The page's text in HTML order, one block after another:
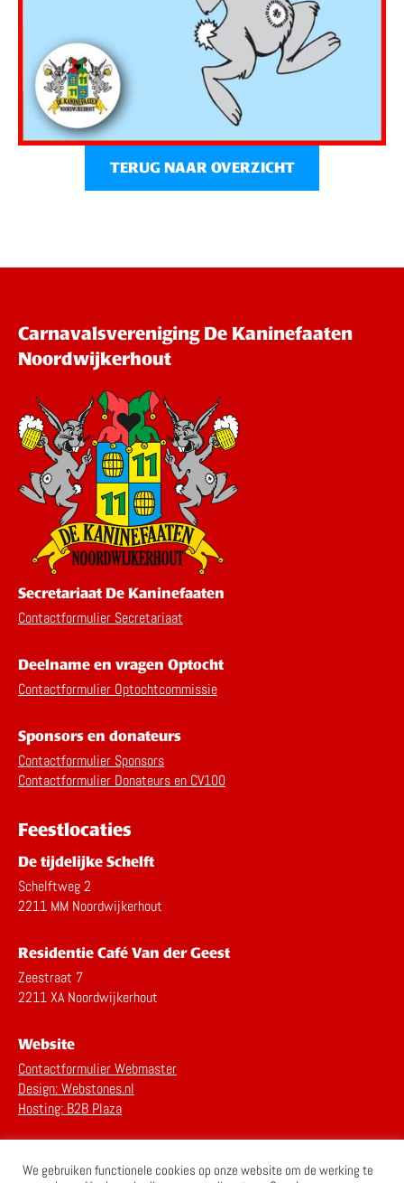
TERUG NAAR OVERZICHT
Carnavalsvereniging De Kaninefaaten
Noordwijkerhout
Secretariaat De Kaninefaaten
Contactformulier Secretariaat
Deelname en vragen Optocht
Contactformulier Optochtcommissie
Sponsors en donateurs
Contactformulier Sponsors
Contactformulier Donateurs en CV100
Feestlocaties
De tijdelijke Schelft
Schelftweg 2
2211 MM Noordwijkerhout
Residentie Café Van der Geest
Zeestraat 7
2211 XA Noordwijkerhout
Website
Contactformulier Webmaster
Design: Webstones.nl
Hosting: B2B Plaza
Disclaimer
We gebruiken functionele cookies op onze website om de werking te